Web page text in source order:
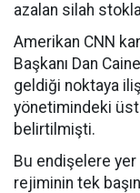
azalan silah
Amerikan CNN
Başkanı Dan
geldiği noktaya
yönetimindeki üst
belirtilmişti.
Bu endişelere
rejiminin tek